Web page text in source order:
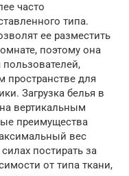
часто
типа.
ее разместить
поэтому она
пространстве для
Загрузка белья в
вертикальным
преимущества
вес
постирать за
от типа ткани,